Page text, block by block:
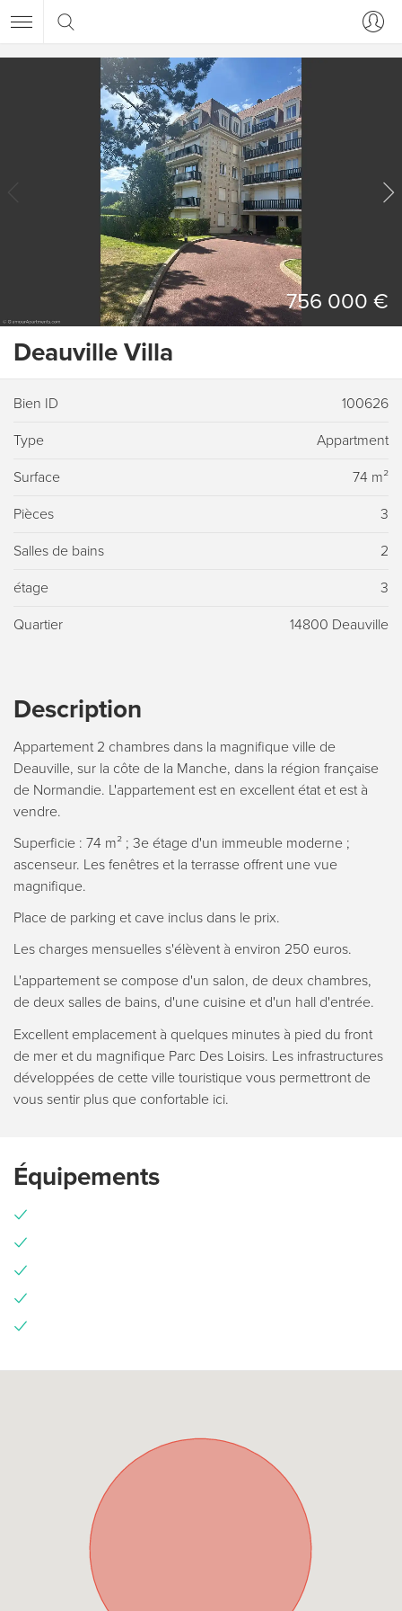
756 000 €
Deauville Villa
Bien ID 100626
Type Appartment
Surface 74 m²
Pièces 3
Salles de bains 2
étage 3
Quartier 14800 Deauville
Description
Appartement 2 chambres dans la magnifique ville de
Deauville, sur la côte de la Manche, dans la région française
de Normandie. L'appartement est en excellent état et est à
vendre.
Superficie : 74 m² ; 3e étage d'un immeuble moderne ;
ascenseur. Les fenêtres et la terrasse offrent une vue
magnifique.
Place de parking et cave inclus dans le prix.
Les charges mensuelles s'élèvent à environ 250 euros.
L'appartement se compose d'un salon, de deux chambres,
de deux salles de bains, d'une cuisine et d'un hall d'entrée.
Excellent emplacement à quelques minutes à pied du front
de mer et du magnifique Parc Des Loisirs. Les infrastructures
développées de cette ville touristique vous permettront de
vous sentir plus que confortable ici.
Équipements